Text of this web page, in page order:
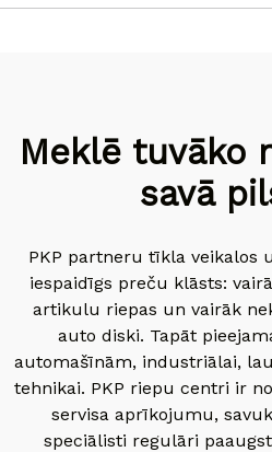
Meklē tuvāko
savā
PKP partneru tīkla veikalos
iespaidīgs preču klāsts:
artikulu riepas un vairāk
auto diski. Tapāt
automašīnām, industriālai,
tehnikai. PKP riepu centri ir
servisa aprīkojumu,
speciālisti regulāri